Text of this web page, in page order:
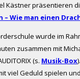
Kästner präsentieren
– Wie man einen
wurde im
zusammen mit
(s. Musik-Box
viel Geduld spielen